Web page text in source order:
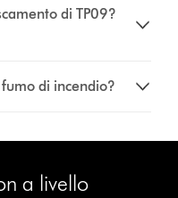
di TP09?
di incendio?
a livello